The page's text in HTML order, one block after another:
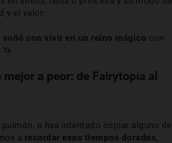
y el valor.
soñó con vivir en un reino mágico con
a peor: de Fairytopía al
o has intentado copiar alguno de
a recordar esos tiempos dorados,